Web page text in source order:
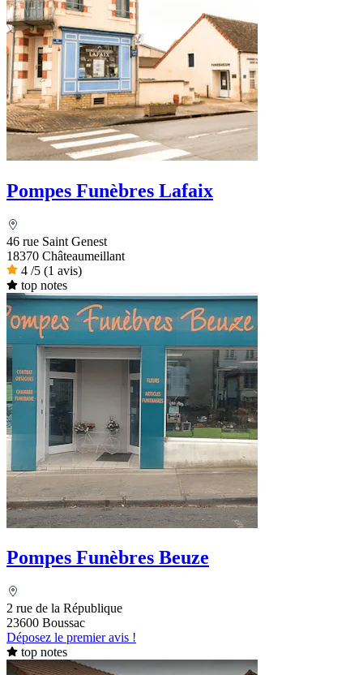
Pompes Funèbres Lafaix
46 rue Saint Genest
18370 Châteaumeillant
4 /5 (1 avis)
top notes
Pompes Funèbres Beuze
2 rue de la République
23600 Boussac
Déposez le premier avis !
top notes